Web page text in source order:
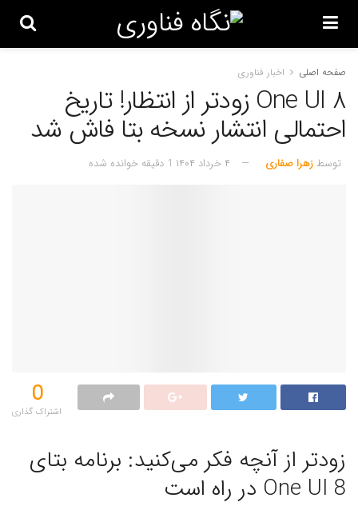
صفحه اصلی اخبار فناوری
One UI 8 زودتر از انتظار! تاریخ
احتمالی انتشار نسخه بتا فاش شد
توسط زهرا صفاری ۴ خرداد ۱۴۰۴ 1 دقیقه خوانده شده
0
اشتراک گذاری‌
زودتر از آنچه فکر می‌کنید: برنامه بتای
One UI 8 در راه است